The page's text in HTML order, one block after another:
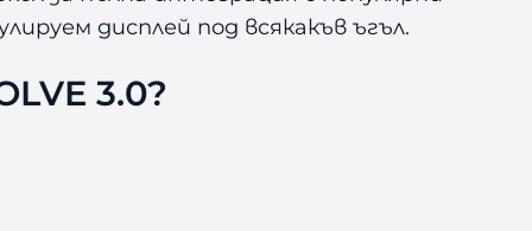
дисплей под всякакъв ъгъл.
3.0?